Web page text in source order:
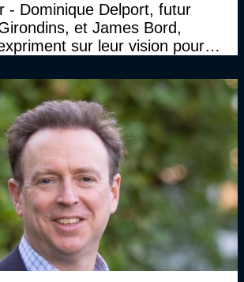
- Dominique Delport, futur
et James Bord,
sur leur vision pour